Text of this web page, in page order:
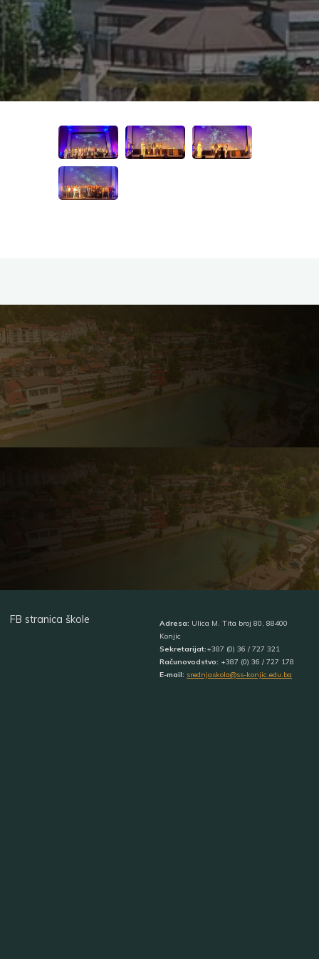
FB stranica škole Adresa: Ulica M. Tita broj 80, 88400
Konjic
Sekretarijat:+387 (0) 36 / 727 321
Računovodstvo: +387 (0) 36 / 727 178
E-mail: srednjaskola@ss-konjic.edu.ba